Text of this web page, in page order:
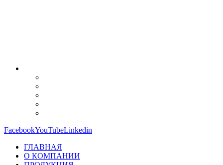
FacebookYouTubeLinkedin
ГЛАВНАЯ
О КОМПАНИИ